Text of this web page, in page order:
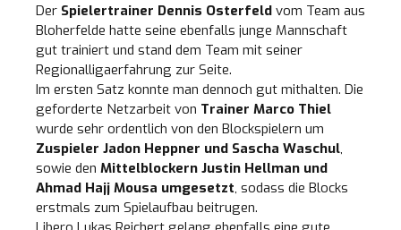
Der Spielertrainer Dennis Osterfeld vom Team aus
Bloherfelde hatte seine ebenfalls junge Mannschaft
gut trainiert und stand dem Team mit seiner
Regionalligaerfahrung zur Seite.
Im ersten Satz konnte man dennoch gut mithalten. Die
geforderte Netzarbeit von Trainer Marco Thiel
wurde sehr ordentlich von den Blockspielern um
Zuspieler Jadon Heppner und Sascha Waschul,
sowie den Mittelblockern Justin Hellman und
Ahmad Hajj Mousa umgesetzt, sodass die Blocks
erstmals zum Spielaufbau beitrugen.